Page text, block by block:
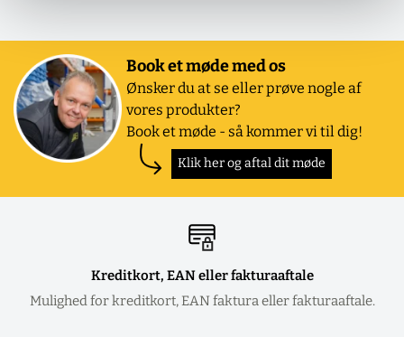
Book et møde med os
Ønsker du at se eller prøve nogle af
vores produkter?
Book et møde - så kommer vi til dig!
Klik her og aftal dit møde
Kreditkort, EAN eller fakturaaftale
Mulighed for kreditkort, EAN faktura eller fakturaaftale.